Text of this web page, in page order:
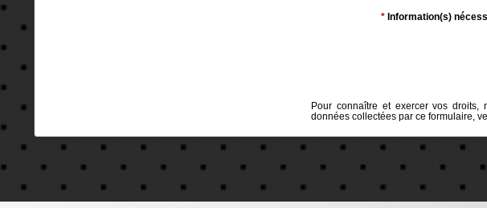
* Information(s)
Pour connaître et exercer vos droits,
données collectées par ce formulaire,